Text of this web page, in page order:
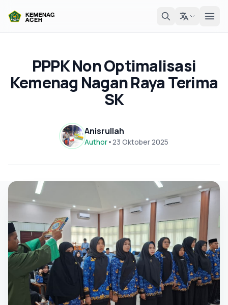
PPPK Non Optimalisasi
Kemenag Nagan Raya Terima
SK
Anisrullah
Author•23 Oktober 2025